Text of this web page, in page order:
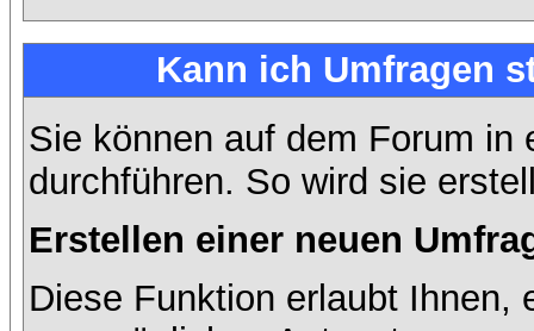
Kann ich Umfragen
Sie können auf dem Forum in
durchführen. So wird sie
Erstellen einer neuen
Diese Funktion erlaubt Ihnen,